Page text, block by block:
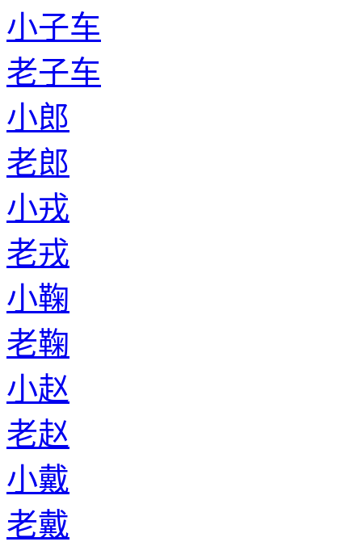
小子车
老子车
小郎
老郎
小戎
老戎
小鞠
老鞠
小赵
老赵
小戴
老戴